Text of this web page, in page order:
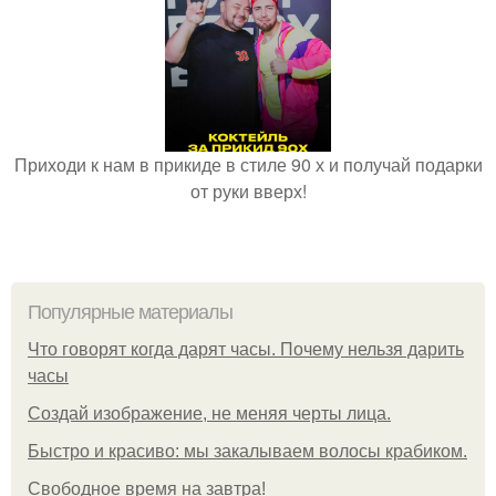
Приходи к нам в прикиде в стиле 90 х и получай подарки
от руки вверх!
Популярные материалы
Что говорят когда дарят часы. Почему нельзя дарить
часы
Создай изображение, не меняя черты лица.
Быстро и красиво: мы закалываем волосы крабиком.
Свободное время на завтра!